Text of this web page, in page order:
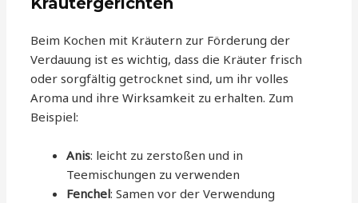
Beim Kochen mit Kräutern zur Förderung der
Verdauung ist es wichtig, dass die Kräuter frisch
oder sorgfältig getrocknet sind, um ihr volles
Aroma und ihre Wirksamkeit zu erhalten. Zum
Beispiel:
Anis: leicht zu zerstoßen und in
Teemischungen zu verwenden
Fenchel: Samen vor der Verwendung